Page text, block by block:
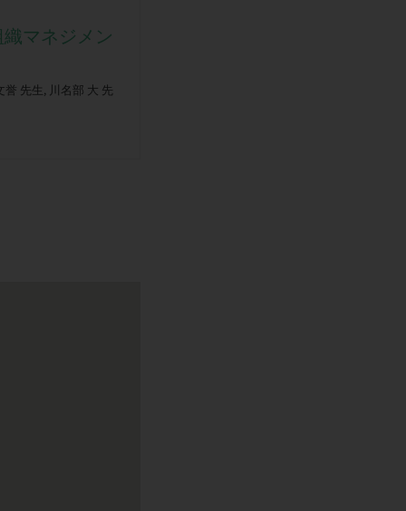
マネジメン
先生, 川名部 大 先